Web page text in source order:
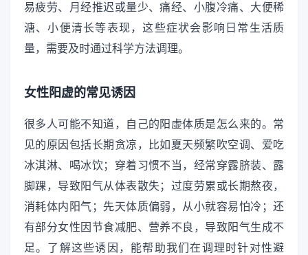
易疲劳、月经推迟或量少、痛经、小腹冷痛、大便稀
溏、小便清长等表现，这些症状会影响日常生活质
量，需要及时通过科学方法调理。
女性阳虚的常见诱因
很多人可能不知道，自己的阳虚体质是怎么来的。常
见的原因包括长期贪凉，比如夏天频繁吹空调、爱吃
冰淇淋、喝冰饮；穿着习惯不当，经常穿露脐装、露
脚踝，导致阳气从体表散失；过度劳累或长期熬夜，
消耗体内阳气；先天体质偏弱，从小就容易怕冷；还
有部分女性因节食减肥、营养不良，导致阳气生成不
足。了解这些诱因，能帮助我们在调理时针对性避